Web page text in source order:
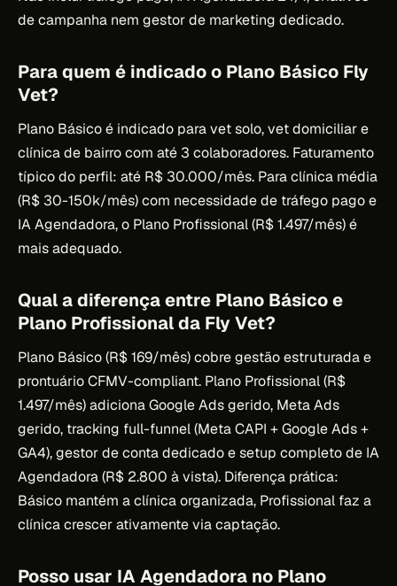
de campanha nem gestor de marketing dedicado.
Para quem é indicado o Plano Básico Fly
Vet?
Plano Básico é indicado para vet solo, vet domiciliar e
clínica de bairro com até 3 colaboradores. Faturamento
típico do perfil: até R$ 30.000/mês. Para clínica média
(R$ 30-150k/mês) com necessidade de tráfego pago e
IA Agendadora, o Plano Profissional (R$ 1.497/mês) é
mais adequado.
Qual a diferença entre Plano Básico e
Plano Profissional da Fly Vet?
Plano Básico (R$ 169/mês) cobre gestão estruturada e
prontuário CFMV-compliant. Plano Profissional (R$
1.497/mês) adiciona Google Ads gerido, Meta Ads
gerido, tracking full-funnel (Meta CAPI + Google Ads +
GA4), gestor de conta dedicado e setup completo de IA
Agendadora (R$ 2.800 à vista). Diferença prática:
Básico mantém a clínica organizada, Profissional faz a
clínica crescer ativamente via captação.
Posso usar IA Agendadora no Plano